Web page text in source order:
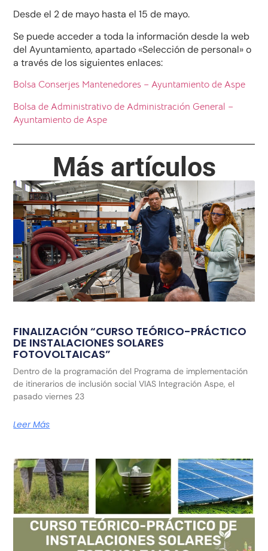
Desde el 2 de mayo hasta el 15 de mayo.
Se puede acceder a toda la información desde la web
del Ayuntamiento, apartado «Selección de personal» o
a través de los siguientes enlaces:
Bolsa Conserjes Mantenedores – Ayuntamiento de Aspe
Bolsa de Administrativo de Administración General –
Ayuntamiento de Aspe
Más artículos
FINALIZACIÓN “CURSO TEÓRICO-PRÁCTICO
DE INSTALACIONES SOLARES
FOTOVOLTAICAS”
Dentro de la programación del Programa de implementación
de itinerarios de inclusión social VIAS Integración Aspe, el
pasado viernes 23
Leer Más